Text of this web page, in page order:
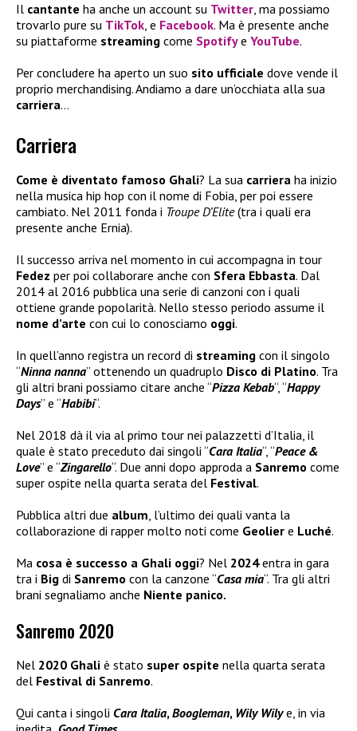
Il cantante ha anche un account su Twitter , ma possiamo
trovarlo pure su TikTok , e Facebook. Ma è presente anche
su piattaforme streaming come Spotifye YouTube.
Per concludere ha aperto un suo sito ufficiale dove vende il
proprio merchandising. Andiamo a dare un’occhiata alla sua
carriera…
Carriera
Come è diventato famoso Ghali? La sua carriera ha inizio
nella musica hip hop con il nome di Fobia, per poi essere
cambiato. Nel 2011 fonda i Troupe D’Elite(tra i quali era
presente anche Ernia).
Il successo arriva nel momento in cui accompagna in tour
Fedez per poi collaborare anche con Sfera Ebbasta. Dal
2014 al 2016 pubblica una serie di canzoni con i quali
ottiene grande popolarità. Nello stesso periodo assume il
nome d’arte con cui lo conosciamo oggi.
In quell’anno registra un record di streaming con il singolo
“Ninna nanna” ottenendo un quadruplo Disco di Platino. Tra
gli altri brani possiamo citare anche “Pizza Kebab“, “Happy
Days” e “Habibi“.
Nel 2018 dà il via al primo tour nei palazzetti d’Italia, il
quale è stato preceduto dai singoli “Cara Italia“, “Peace &
Love” e “Zingarello“. Due anni dopo approda a Sanremo come
super ospite nella quarta serata del Festival.
Pubblica altri due album , l’ultimo dei quali vanta la
collaborazione di rapper molto noti come Geolier e Luché.
Ma cosa è successo a Ghali oggi? Nel 2024entra in gara
tra i Big di Sanremo con la canzone “Casa mia“. Tra gli altri
brani segnaliamo anche Niente panico.
Sanremo 2020
Nel 2020 Ghali è stato super ospite nella quarta serata
del Festival di Sanremo.
Qui canta i singoli Cara Italia,Boogleman, Wily Wilye, in via